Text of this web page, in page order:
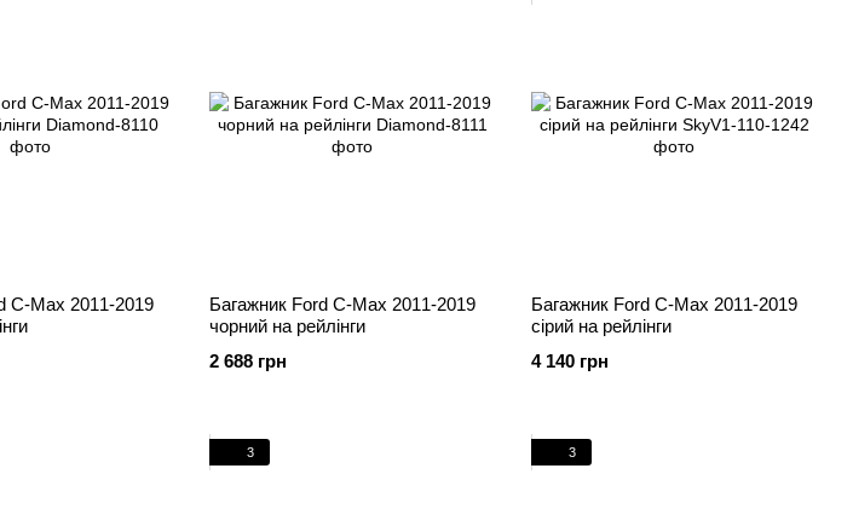
C-Max 2011-2019
Багажник Ford C-Max 2011-2019
чорний на рейлінги
2 688 грн
Багажник Ford C-Max 2011-2019
cірий на рейлінги
4 140 грн
3 3